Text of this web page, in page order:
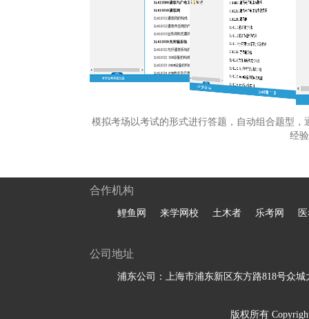
模拟考场以考试的形式进行答题，自动组合题型
经
合作机构
鲤鱼网 来学网校 土木者 乐考网
公司地址
浦东公司：上海市浦东新区东方路818号众城
版权所有